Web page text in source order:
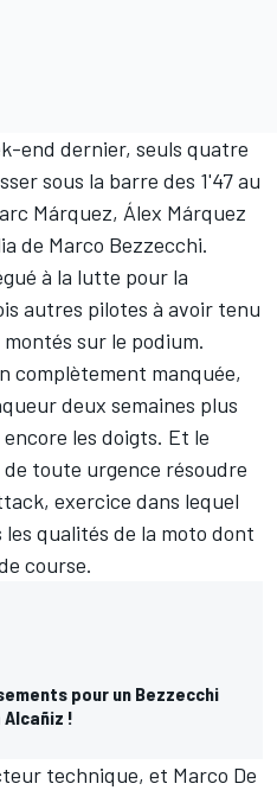
end dernier, seuls quatre
sous la barre des 1'47 au
Márquez, Álex Márquez
de Marco Bezzecchi.
à la lutte pour la
autres pilotes à avoir tenu
sur le podium.
complètement manquée,
deux semaines plus
les doigts. Et le
toute urgence résoudre
exercice dans lequel
qualités de la moto dont
course.
pour un Bezzecchi
!
technique, et Marco De